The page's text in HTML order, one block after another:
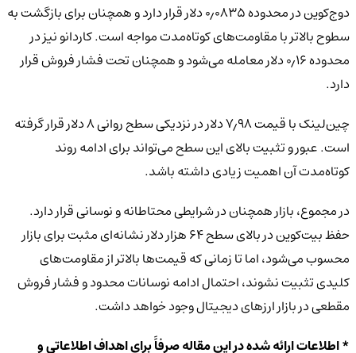
دوج‌کوین در محدوده ۰٫۰۸۳۵ دلار قرار دارد و همچنان برای بازگشت به
سطوح بالاتر با مقاومت‌های کوتاه‌مدت مواجه است. کاردانو نیز در
محدوده ۰٫۱۶ دلار معامله می‌شود و همچنان تحت فشار فروش قرار
دارد.
چین‌لینک با قیمت ۷٫۹۸ دلار در نزدیکی سطح روانی ۸ دلار قرار گرفته
است. عبور و تثبیت بالای این سطح می‌تواند برای ادامه روند
کوتاه‌مدت آن اهمیت زیادی داشته باشد.
در مجموع، بازار همچنان در شرایطی محتاطانه و نوسانی قرار دارد.
حفظ بیت‌کوین در بالای سطح ۶۴ هزار دلار نشانه‌ای مثبت برای بازار
محسوب می‌شود، اما تا زمانی که قیمت‌ها بالاتر از مقاومت‌های
کلیدی تثبیت نشوند، احتمال ادامه نوسانات محدود و فشار فروش
مقطعی در بازار ارزهای دیجیتال وجود خواهد داشت.
* اطلاعات ارائه شده در این مقاله صرفاً برای اهداف اطلاعاتی و